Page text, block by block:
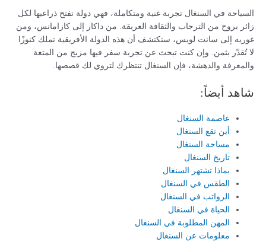
السياحة في السنغال تجربة غنية ومتكاملة، فهي دولة تفتح ذراعيها لكل
زائر بروح من الترحاب والثقافة العريقة. من داكار إلى كازامانس، ومن
غوريه إلى سانت لويس، ستكتشف أن هذه الدولة الأفريقية تملك كنوزًا
لا تُقدّر بثمن. وإن كنت تبحث عن تجربة سفر فيها مزيج من المتعة
والمعرفة والدهشة، فإن السنغال تنتظرك لتروي لك قصصها.
شاهد أيضاً:
عاصمة السنغال
أين تقع السنغال
مساحة السنغال
تاريخ السنغال
بماذا تشتهر السنغال
الطقس في السنغال
الرواتب في السنغال
الحياة في السنغال
المهن المطلوبة في السنغال
معلومات عن السنغال